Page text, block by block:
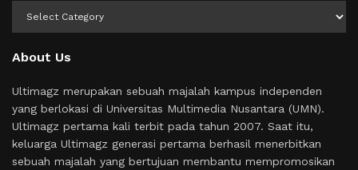
About Us
Ultimagz merupakan sebuah majalah kampus independen
yang berlokasi di Universitas Multimedia Nusantara (UMN).
Ultimagz pertama kali terbit pada tahun 2007. Saat itu,
keluarga Ultimagz generasi pertama berhasil menerbitkan
sebuah majalah yang bertujuan membantu mempromosikan